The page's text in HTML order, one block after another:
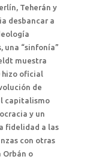
Teherán y
desbancar a
una “sinfonía”
muestra
hizo oficial
de
capitalismo
y un
fidelidad a las
con otras
Orbán o